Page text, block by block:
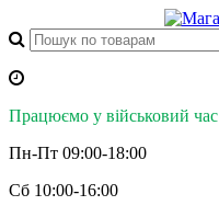
Працюємо у військовий час
Пн-Пт 09:00-18:00
Сб 10:00-16:00